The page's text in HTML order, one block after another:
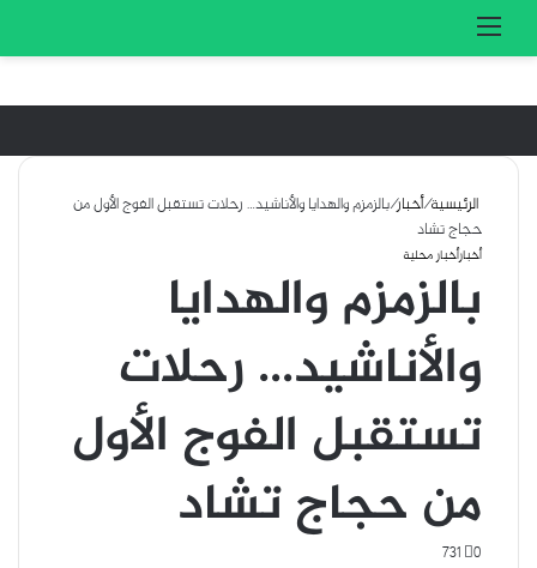
الرئيسية/أخبار/بالزمزم والهدايا والأناشيد… رحلات تستقبل الفوج الأول من
حجاج تشاد
أخبارأخبار محلية
بالزمزم والهدايا
والأناشيد… رحلات
تستقبل الفوج الأول
من حجاج تشاد
0